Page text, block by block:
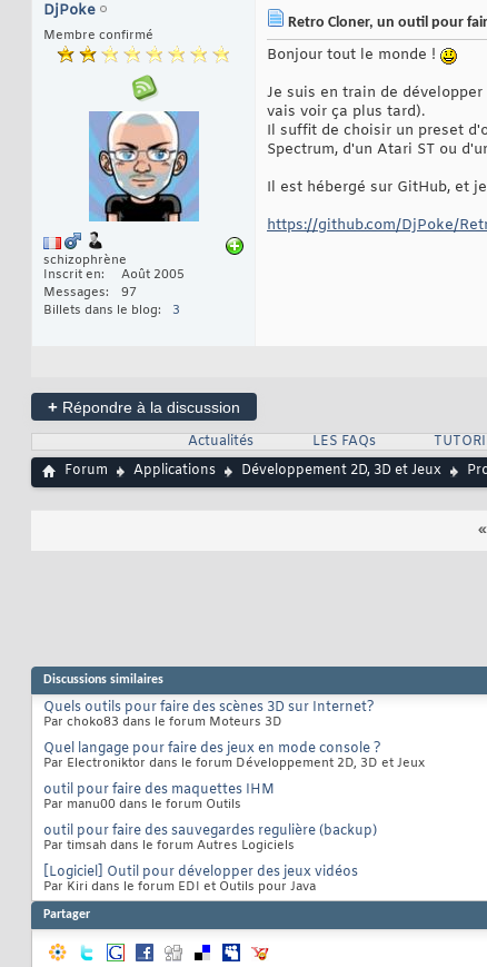
DjPoke
Membre confirmé
schizophrène
Inscrit en
Août 2005
Messages
97
Billets dans le blog
3
Retro Cloner, un outil pour
Bonjour tout le monde !
Je suis en train de
vais voir ça plus tard).
Il suffit de choisir un preset
Spectrum, d'un Atari ST ou
Il est hébergé sur GitHub, et
https://github.com/DjPoke/
+ Répondre à la discussion
Actualités
LES FAQs
Forum
Applications Développement 2D, 3D et Jeux
«
Discussions similaires
Quels outils pour faire des scènes 3D sur Internet?
Par choko83 dans le forum Moteurs 3D
Quel langage pour faire des jeux en mode console ?
Par Electroniktor dans le forum Développement 2D, 3D et Jeux
outil pour faire des maquettes IHM
Par manu00 dans le forum Outils
outil pour faire des sauvegardes regulière (backup)
Par timsah dans le forum Autres Logiciels
[Logiciel] Outil pour développer des jeux vidéos
Par Kiri dans le forum EDI et Outils pour Java
Partager